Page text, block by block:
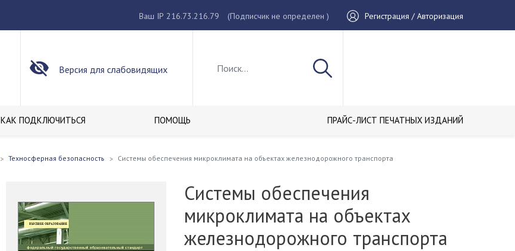
Ваш IP 216.73.216.79 (Подписчик не определен ) Регистрация / Авторизация
Версия для слабовидящих
КАК ПОДКЛЮЧИТЬСЯ ПОМОЩЬ ПРАЙС-ЛИСТ ПЕЧАТНЫХ ИЗДАНИЙ
Техносферная безопасность Системы обеспечения микроклимата на объектах железнодорожного транспорта
Системы обеспечения
микроклимата на объектах
железнодорожного транспорта